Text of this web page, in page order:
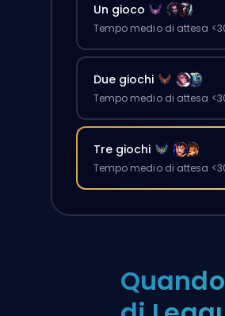
Un gioco
Tempo medio di attesa
Due giochi
Tempo medio di attesa
Tre giochi
Tempo medio di attesa